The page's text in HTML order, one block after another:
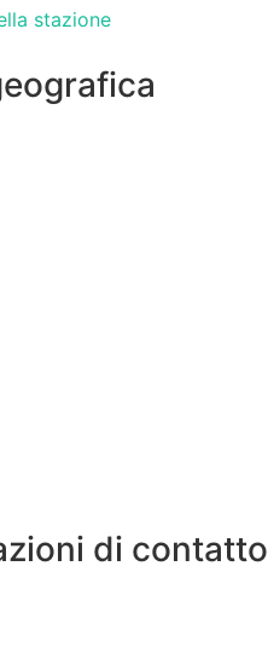
stazione
di contatto